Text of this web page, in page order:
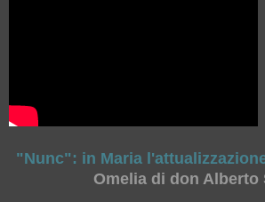
"Nunc": in Maria
Omelia di don Alberto